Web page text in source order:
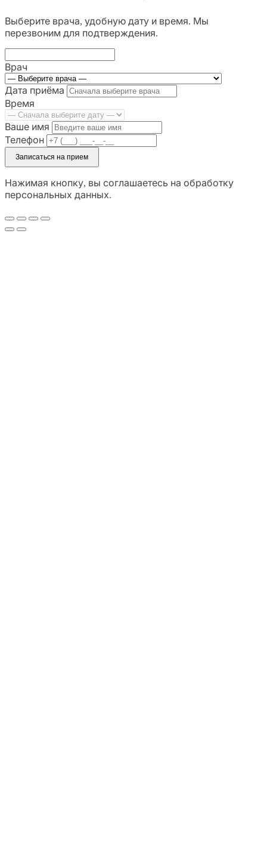
Выберите врача, удобную дату и время. Мы
перезвоним для подтверждения.
Врач
Дата приёма
Время
Ваше имя
Телефон
Записаться на прием
Нажимая кнопку, вы соглашаетесь на обработку
персональных данных.